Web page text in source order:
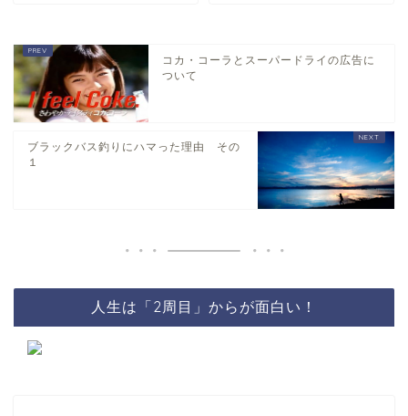
コカ・コーラとスーパードライの広告に
ついて
ブラックバス釣りにハマった理由 その
１
人生は「2周目」からが面白い！